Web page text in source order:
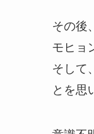
その後
モヒョ
そして
とを思